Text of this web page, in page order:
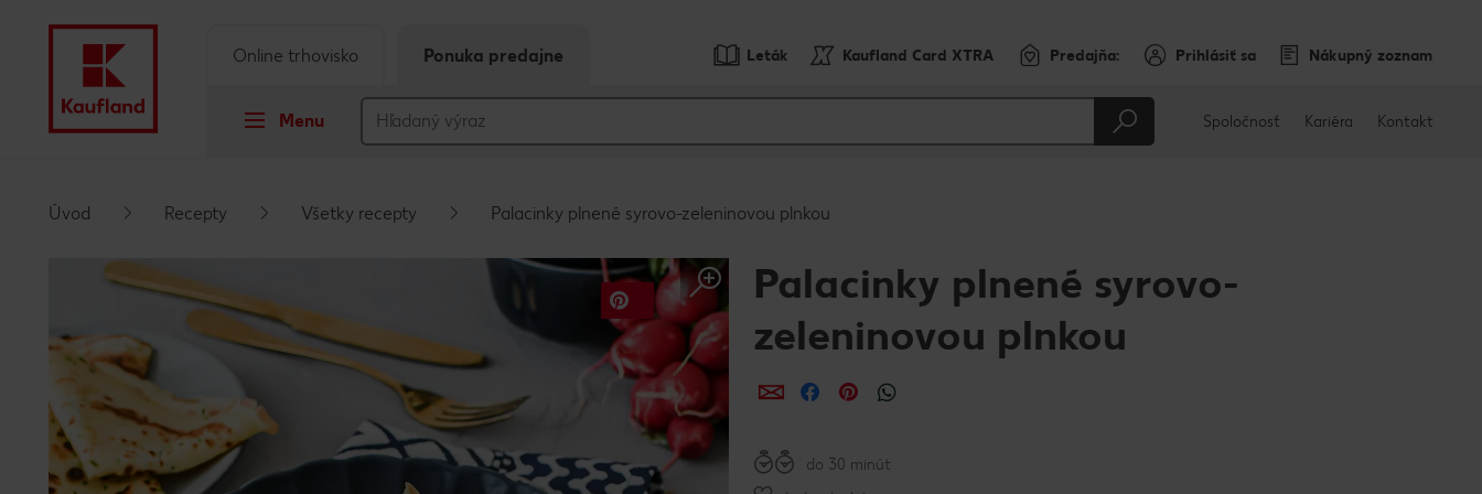
Vyskakovací bočný panel
Leták Kaufland Card XTRA Predajňa: Prihlásiť sa Nákupný zoznam
Menu
Online trhovisko Ponuka predajne
Spoločnosť Kariéra Kontakt
Úvod Recepty Všetky recepty Palacinky plnené syrovo-zeleninovou plnkou
Palacinky plnené syrovo-
zeleninovou plnkou
ZdieľaťZdieľaťZdieľať
do 30 minút